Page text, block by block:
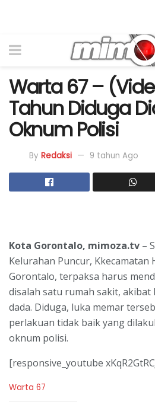
Warta 67 –
Tahun Diduga
Oknum Polisi
By Redaksi 9 tahun Ago
Kota Gorontalo, mimoza.tv –
Kelurahan Puncur, Kkecamatan
Gorontalo, terpaksa harus
disalah satu rumah sakit, akibat
dada. Diduga, luka memar
perlakuan tidak baik yang
oknum polisi.
[responsive_youtube
C
Warta 67